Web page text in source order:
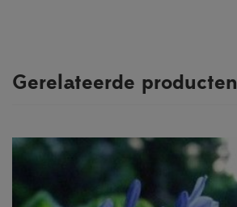
Gerelateerde producten